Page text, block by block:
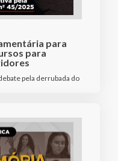
para
para
pela derrubada do